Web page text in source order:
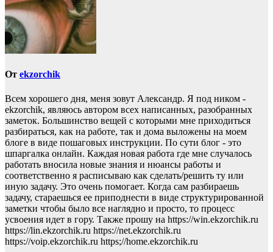
От ekzorchik
Всем хорошего дня, меня зовут Александр. Я под ником -
ekzorchik, являюсь автором всех написанных, разобранных
заметок. Большинство вещей с которыми мне приходиться
разбираться, как на работе, так и дома выложены на моем
блоге в виде пошаговых инструкции. По сути блог - это
шпаргалка онлайн. Каждая новая работа где мне случалось
работать вносила новые знания и нюансы работы и
соответственно я расписываю как сделать/решить ту или
иную задачу. Это очень помогает. Когда сам разбираешь
задачу, стараешься ее приподнести в виде структурированной
заметки чтобы было все наглядно и просто, то процесс
усвоения идет в гору. Также прошу на https://win.ekzorchik.ru
https://lin.ekzorchik.ru https://net.ekzorchik.ru
https://voip.ekzorchik.ru https;//home.ekzorchik.ru